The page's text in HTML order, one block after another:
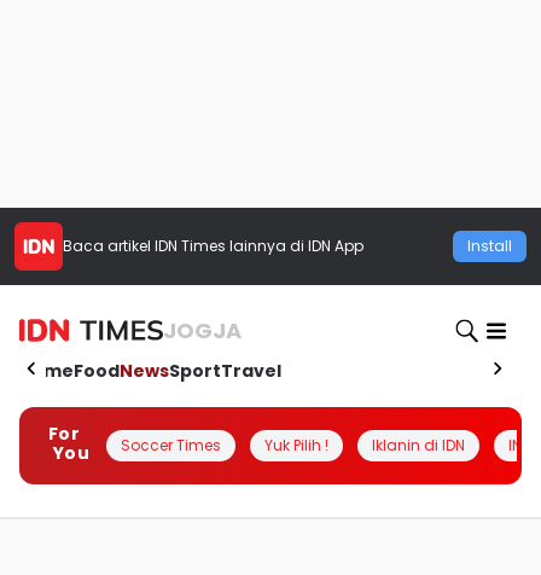
Baca artikel IDN Times lainnya di IDN App Install
JOGJA
HomeFoodNewsSportTravel
For
You
Soccer Times Yuk Pilih ! Iklanin di IDN